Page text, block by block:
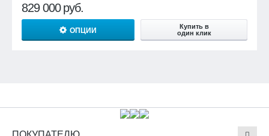
829 000 руб.
ОПЦИИ
Купить в
один клик